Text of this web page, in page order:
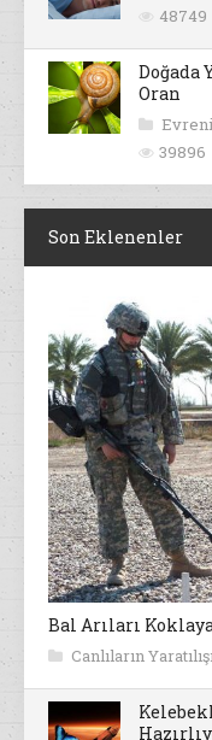
48749
Doğada
Oran
39896
Son Eklenenler
Bal Arıları
Canlıların